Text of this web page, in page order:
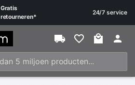
Gratis
retourneren*
24/7 service